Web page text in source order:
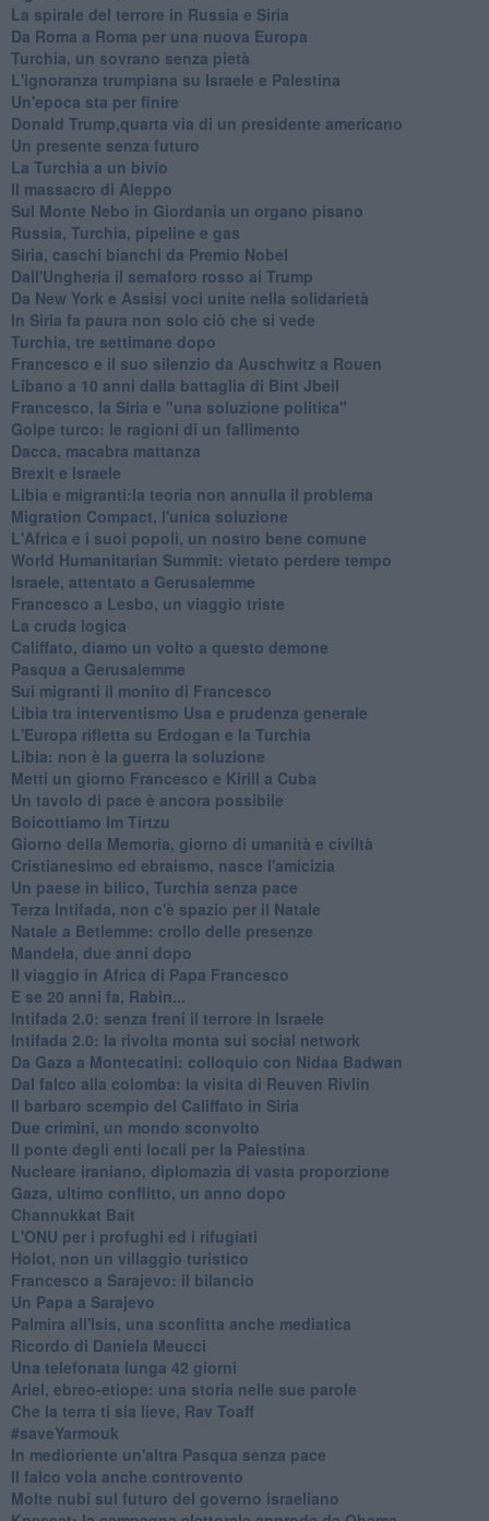
La spirale del terrore in Russia e Siria
Da Roma a Roma per una nuova Europa
Turchia, un sovrano senza pietà
L'ignoranza trumpiana su Israele e Palestina
Un'epoca sta per finire
Donald Trump,quarta via di un presidente americano
Un presente senza futuro
La Turchia a un bivio
Il massacro di Aleppo
Sul Monte Nebo in Giordania un organo pisano
Russia, Turchia, pipeline e gas
Siria, caschi bianchi da Premio Nobel
Dall'Ungheria il semaforo rosso ai Trump
Da New York e Assisi voci unite nella solidarietà
In Siria fa paura non solo ciò che si vede
Turchia, tre settimane dopo
Francesco e il suo silenzio da Auschwitz a Rouen
Libano a 10 anni dalla battaglia di Bint Jbeil
Francesco, la Siria e "una soluzione politica"
Golpe turco: le ragioni di un fallimento
Dacca, macabra mattanza
Brexit e Israele
Libia e migranti:la teoria non annulla il problema
Migration Compact, l'unica soluzione
L'Africa e i suoi popoli, un nostro bene comune
World Humanitarian Summit: vietato perdere tempo
Israele, attentato a Gerusalemme
Francesco a Lesbo, un viaggio triste
La cruda logica
Califfato, diamo un volto a questo demone
Pasqua a Gerusalemme
Sui migranti il monito di Francesco
Libia tra interventismo Usa e prudenza generale
L'Europa rifletta su Erdogan e la Turchia
Libia: non è la guerra la soluzione
Metti un giorno Francesco e Kirill a Cuba
Un tavolo di pace è ancora possibile
Boicottiamo Im Tirtzu
Giorno della Memoria, giorno di umanità e civiltà
Cristianesimo ed ebraismo, nasce l'amicizia
Un paese in bilico, Turchia senza pace
Terza Intifada, non c'è spazio per il Natale
Natale a Betlemme: crollo delle presenze
Mandela, due anni dopo
Il viaggio in Africa di Papa Francesco
E se 20 anni fa, Rabin...
Intifada 2.0: senza freni il terrore in Israele
Intifada 2.0: la rivolta monta sui social network
Da Gaza a Montecatini: colloquio con Nidaa Badwan
Dal falco alla colomba: la visita di Reuven Rivlin
Il barbaro scempio del Califfato in Siria
Due crimini, un mondo sconvolto
Il ponte degli enti locali per la Palestina
Nucleare iraniano, diplomazia di vasta proporzione
Gaza, ultimo conflitto, un anno dopo
Channukkat Bait
L'ONU per i profughi ed i rifugiati
Holot, non un villaggio turistico
Francesco a Sarajevo: il bilancio
Un Papa a Sarajevo
Palmira all'Isis, una sconfitta anche mediatica
Ricordo di Daniela Meucci
​Una telefonata lunga 42 giorni
​Ariel, ebreo-etiope: una storia nelle sue parole
Che la terra ti sia lieve, Rav Toaff
​#saveYarmouk
​In medioriente un'altra Pasqua senza pace
​Il falco vola anche controvento
Molte nubi sul futuro del governo israeliano